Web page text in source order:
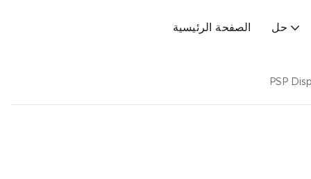
الصفحة الرئيسية حل
PSP